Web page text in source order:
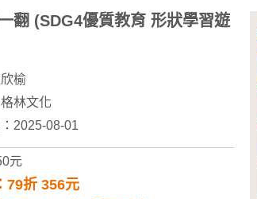
翻 (SDG4優質教育 形狀學習遊
榆
格林文化
2025-08-01
元
79折 356元